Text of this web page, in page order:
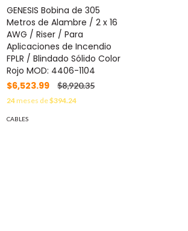
GENESIS Bobina de 305
Metros de Alambre / 2 x 16
AWG / Riser / Para
Aplicaciones de Incendio
FPLR / Blindado Sólido Color
Rojo MOD: 4406-1104
$6,523.99
$8,920.35
24meses de$394.24
CABLES